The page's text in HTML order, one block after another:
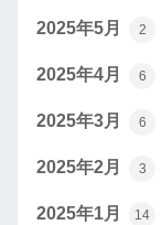
2025年5月 2
2025年4月 6
2025年3月 6
2025年2月 3
2025年1月 14